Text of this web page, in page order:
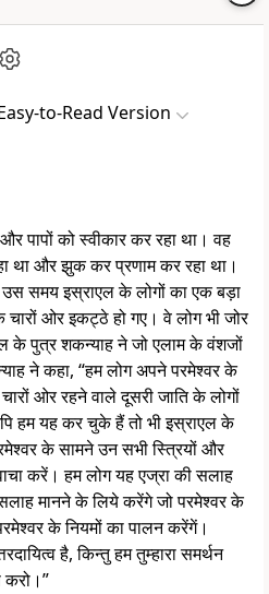
to-Read Version
और पापों को स्वीकार कर रहा था। वह
था और झुक कर प्रणाम कर रहा था।
समय इस्राएल के लोगों का एक बड़ा
ओर इकट्ठे हो गए। वे लोग भी जोर
के पुत्र शकन्याह ने जो एलाम के वंशजों
ने कहा, “हम लोग अपने परमेश्वर के
ओर रहने वाले दूसरी जाति के लोगों
हम यह कर चुके हैं तो भी इस्राएल के
के सामने उन सभी स्त्रियों और
करें। हम लोग यह एज्रा की सलाह
मानने के लिये करेंगे जो परमेश्वर के
के नियमों का पालन करेंगें।
है, किन्तु हम तुम्हारा समर्थन